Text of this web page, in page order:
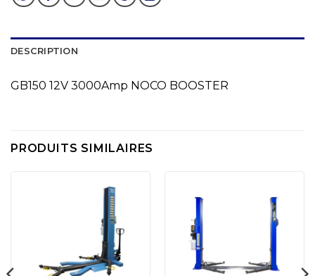
DESCRIPTION
GB150 12V 3000Amp NOCO BOOSTER
PRODUITS SIMILAIRES